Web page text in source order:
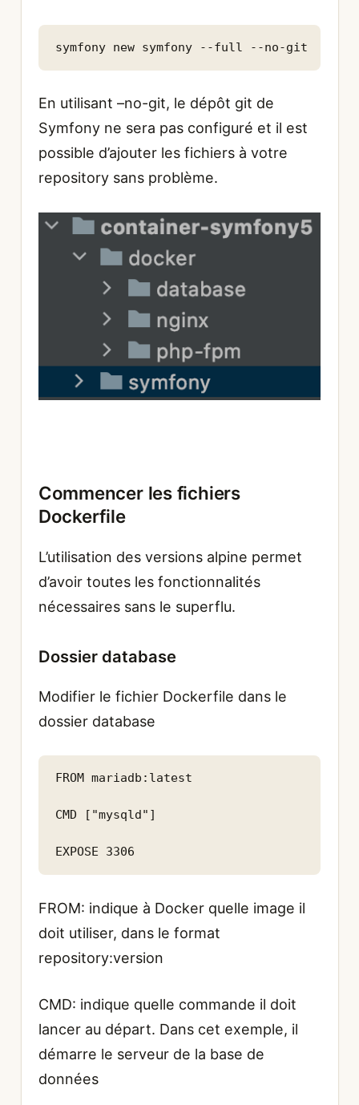
symfony new symfony --full --no-git
En utilisant –no-git, le dépôt git de
Symfony ne sera pas configuré et il est
possible d’ajouter les fichiers à votre
repository sans problème.
Commencer les fichiers
Dockerfile
L’utilisation des versions alpine permet
d’avoir toutes les fonctionnalités
nécessaires sans le superflu.
Dossier database
Modifier le fichier Dockerfile dans le
dossier database
FROM mariadb:latest
CMD ["mysqld"]
EXPOSE 3306
FROM: indique à Docker quelle image il
doit utiliser, dans le format
repository:version
CMD: indique quelle commande il doit
lancer au départ. Dans cet exemple, il
démarre le serveur de la base de
données